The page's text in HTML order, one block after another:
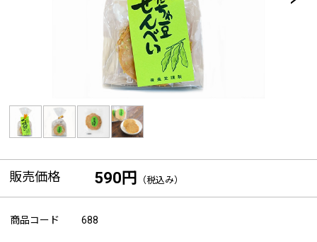
販売価格 590円 （税込み）
商品コード 688